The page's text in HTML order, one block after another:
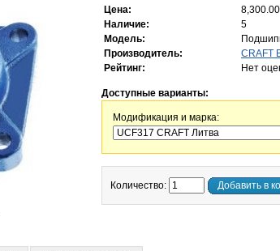
Цена:
Наличие:
5
Модель:
Производитель:
CRAFT
Рейтинг:
Нет
Доступные варианты:
Модификация и марка:
Количество: Добавить в